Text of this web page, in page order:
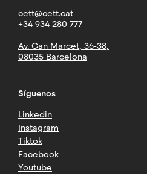
cett@cett.cat
+34 934 280 777
Av. Can Marcet, 36-38,
08035 Barcelona
Síguenos
Linkedin
Instagram
Tiktok
Facebook
Youtube